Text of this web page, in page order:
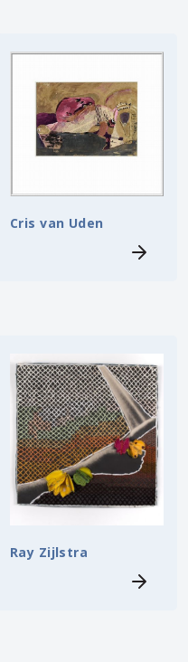
Cris van Uden
Ray Zijlstra